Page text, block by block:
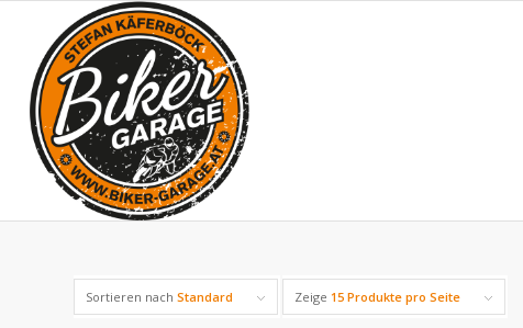
Sortieren nach Standard Zeige 15 Produkte pro Seite